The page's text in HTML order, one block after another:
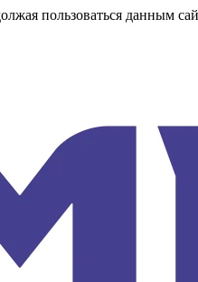
пользоваться данным